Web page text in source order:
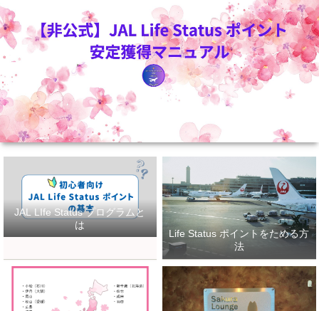
JAL LIfe Status プログラムと
は
Life Status ポイントをためる方
法